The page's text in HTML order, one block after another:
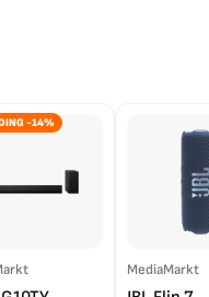
-14%
MediaMarkt